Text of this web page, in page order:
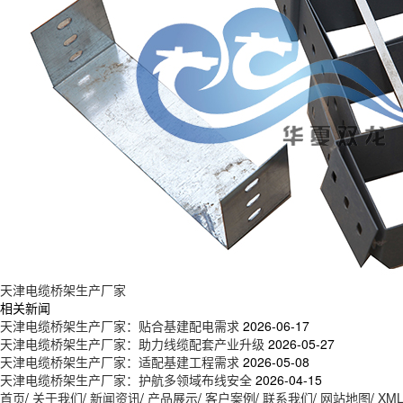
天津电缆桥架生产厂家
相关新闻
天津电缆桥架生产厂家：贴合基建配电需求 2026-06-17
天津电缆桥架生产厂家：助力线缆配套产业升级 2026-05-27
天津电缆桥架生产厂家：适配基建工程需求 2026-05-08
天津电缆桥架生产厂家：护航多领域布线安全 2026-04-15
首页/ 关于我们/ 新闻资讯/ 产品展示/ 客户案例/ 联系我们/ 网站地图/ XML